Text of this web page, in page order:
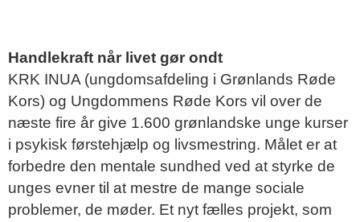
Handlekraft når livet gør ondt
KRK INUA (ungdomsafdeling i Grønlands Røde
Kors) og Ungdommens Røde Kors vil over de
næste fire år give 1.600 grønlandske unge kurser
i psykisk førstehjælp og livsmestring. Målet er at
forbedre den mentale sundhed ved at styrke de
unges evner til at mestre de mange sociale
problemer, de møder. Et nyt fælles projekt, som